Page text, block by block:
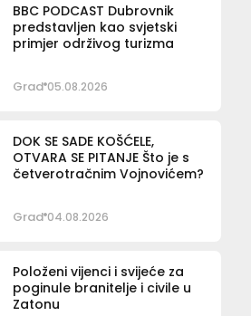
BBC PODCAST Dubrovnik
predstavljen kao svjetski
primjer održivog turizma
Grad 05.08.2026
DOK SE SADE KOŠĆELE,
OTVARA SE PITANJE Što je s
četverotračnim Vojnovićem?
Grad 04.08.2026
Položeni vijenci i svijeće za
poginule branitelje i civile u
Zatonu